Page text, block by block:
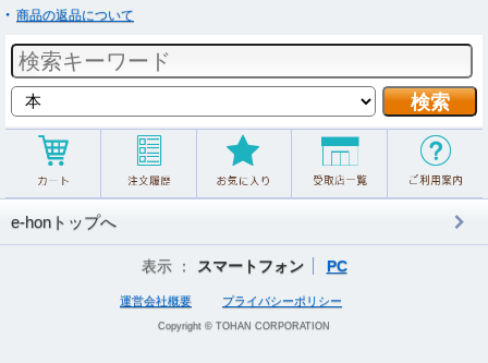
商品の返品について
e-honトップへ
表示 ： スマートフォン PC
運営会社概要 プライバシーポリシー
Copyright © TOHAN CORPORATION